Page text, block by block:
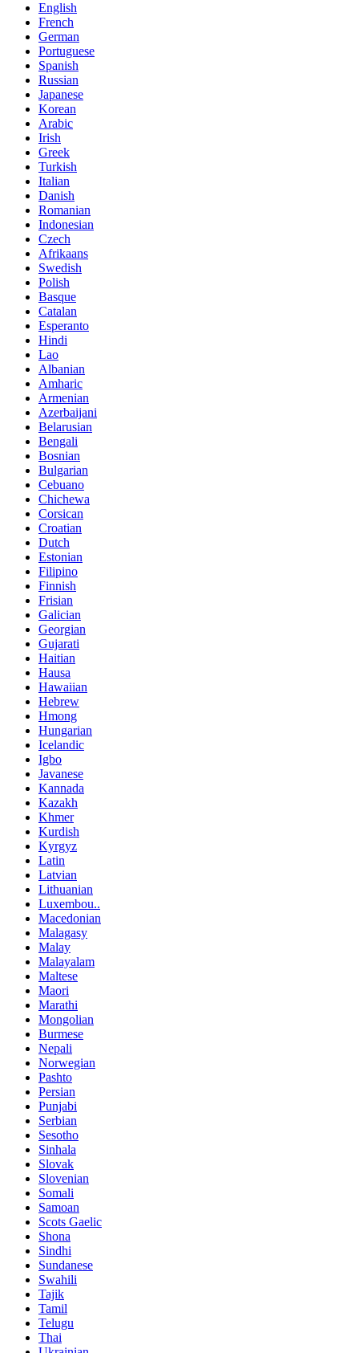
English
French
German
Portuguese
Spanish
Russian
Japanese
Korean
Arabic
Irish
Greek
Turkish
Italian
Danish
Romanian
Indonesian
Czech
Afrikaans
Swedish
Polish
Basque
Catalan
Esperanto
Hindi
Lao
Albanian
Amharic
Armenian
Azerbaijani
Belarusian
Bengali
Bosnian
Bulgarian
Cebuano
Chichewa
Corsican
Croatian
Dutch
Estonian
Filipino
Finnish
Frisian
Galician
Georgian
Gujarati
Haitian
Hausa
Hawaiian
Hebrew
Hmong
Hungarian
Icelandic
Igbo
Javanese
Kannada
Kazakh
Khmer
Kurdish
Kyrgyz
Latin
Latvian
Lithuanian
Luxembou..
Macedonian
Malagasy
Malay
Malayalam
Maltese
Maori
Marathi
Mongolian
Burmese
Nepali
Norwegian
Pashto
Persian
Punjabi
Serbian
Sesotho
Sinhala
Slovak
Slovenian
Somali
Samoan
Scots Gaelic
Shona
Sindhi
Sundanese
Swahili
Tajik
Tamil
Telugu
Thai